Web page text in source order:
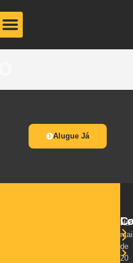
Alugue Já
Há
de
20